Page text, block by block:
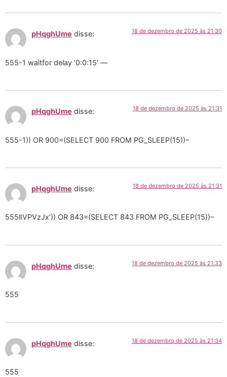
pHqghUme disse: 18 de dezembro de 2025 às 21:30
555-1 waitfor delay ‘0:0:15’ —
pHqghUme disse: 18 de dezembro de 2025 às 21:31
555-1)) OR 900=(SELECT 900 FROM PG_SLEEP(15))–
pHqghUme disse: 18 de dezembro de 2025 às 21:31
555lIVPVzJx’)) OR 843=(SELECT 843 FROM PG_SLEEP(15))–
pHqghUme disse: 18 de dezembro de 2025 às 21:33
555
pHqghUme disse: 18 de dezembro de 2025 às 21:34
555